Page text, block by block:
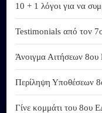
10 + 1 λόγοι για να
Testimonials από τον
Άνοιγμα Αιτήσεων
Περίληψη Υποθέσεων
Γίνε κομμάτι του 8ου